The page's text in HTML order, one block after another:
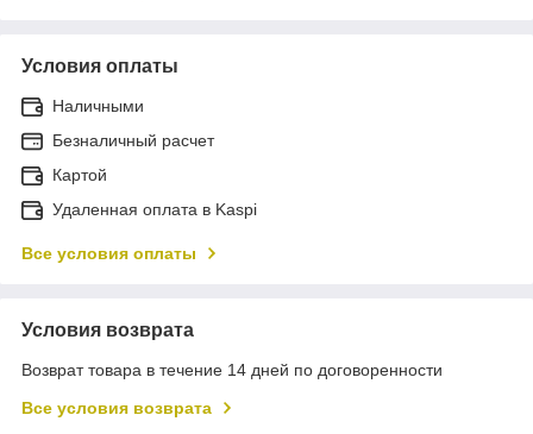
Условия оплаты
Наличными
Безналичный расчет
Картой
Удаленная оплата в Kaspi
Все условия оплаты
Условия возврата
Возврат товара в течение 14 дней по договоренности
Все условия возврата